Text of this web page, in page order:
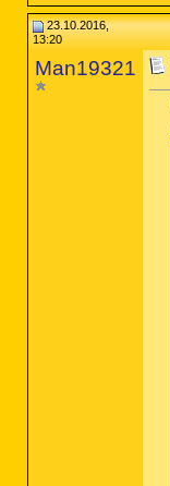
23.10.2016,
13:20
Man19321